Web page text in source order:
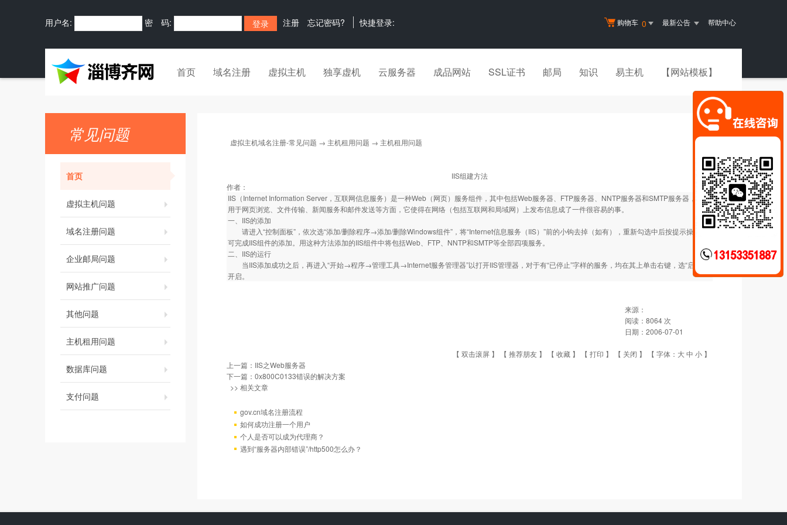
购物车 0 最新公告 帮助中心
用户名: 密 码: 注册 忘记密码? 快捷登录:
首页 域名注册 虚拟主机 独享虚机 云服务器 成品网站 SSL证书 邮局 知识 易主机 【网站模板】
常见问题
首页
虚拟主机问题
域名注册问题
企业邮局问题
网站推广问题
其他问题
主机租用问题
数据库问题
支付问题
虚拟主机域名注册-常见问题 → 主机租用问题 → 主机租用问题
IIS组建方法
作者：
IIS（Internet Information Server，互联网信息服务）是一种Web（网页）服务组件，其中包括Web服务器、FTP服务器、NNTP服务器和SMTP服务器，分别
用于网页浏览、文件传输、新闻服务和邮件发送等方面，它使得在网络（包括互联网和局域网）上发布信息成了一件很容易的事。
一、IIS的添加
请进入“控制面板”，依次选“添加/删除程序→添加/删除Windows组件”，将“Internet信息服务（IIS）”前的小钩去掉（如有），重新勾选中后按提示操作即
可完成IIS组件的添加。用这种方法添加的IIS组件中将包括Web、FTP、NNTP和SMTP等全部四项服务。
二、IIS的运行
当IIS添加成功之后，再进入“开始→程序→管理工具→Internet服务管理器”以打开IIS管理器，对于有“已停止”字样的服务，均在其上单击右键，选“启动”来
开启。
来源：
阅读： 8064 次
日期： 2006-07-01
【 双击滚屏 】 【 推荐朋友 】 【 收藏 】 【 打印 】 【 关闭 】 【 字体： 大中 小 】
上一篇： IIS之Web服务器
下一篇： 0x800C0133错误的解决方案
>> 相关文章
gov.cn域名注册流程
如何成功注册一个用户
个人是否可以成为代理商？
遇到“服务器内部错误”/http500怎么办？